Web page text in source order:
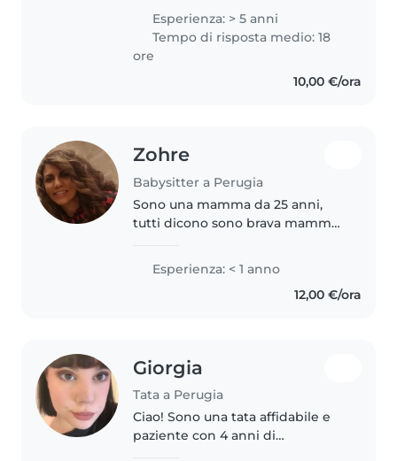
grande di 4 anni la piccola di 4
mesi,principalmente mi
prendevo cura della piccola..
Esperienza: > 5 anni
Tempo di risposta medio: 18
ore
10,00 €/ora
Zohre
Babysitter a Perugia
Sono una mamma da 25 anni,
tutti dicono sono brava mamma
Esperienza: < 1 anno
12,00 €/ora
Giorgia
Tata a Perugia
Ciao! Sono una tata affidabile e
paziente con 4 anni di